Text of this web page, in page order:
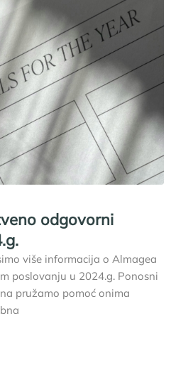
odgovorni
više informacija o Almagea
poslovanju u 2024.g. Ponosni
pružamo pomoć onima